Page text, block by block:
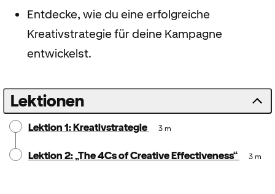
Entdecke, wie du eine erfolgreiche
Kreativstrategie für deine Kampagne
entwickelst.
Lektionen
Lektion 1: Kreativstrategie 3 m
Lektion 2: „The 4Cs of Creative Effectiveness“ 3 m